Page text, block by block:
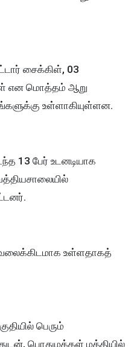
சைக்கிள், 03
என மொத்தம் ஆறு
உள்ளாகியுள்ளன.
13 பேர் உடனடியாக
உள்ளதாகத்
பெரும்
பொதுமக்கள் மத்தியில்